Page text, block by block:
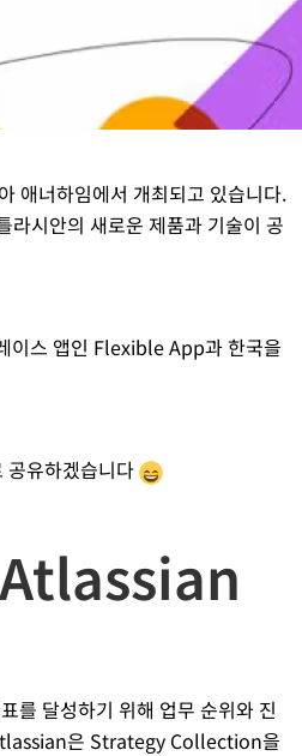
애너하임에서 개최되고 있습니다.
시안의 새로운 제품과 기술이 공
이스 앱인 Flexible App과 한국을
유하겠습니다
Atlassian
를 달성하기 위해 업무 순위와 진
은 Strategy Collection을